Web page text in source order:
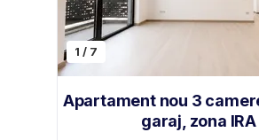
1 / 7
Apartament nou 3
garaj, zona IRA